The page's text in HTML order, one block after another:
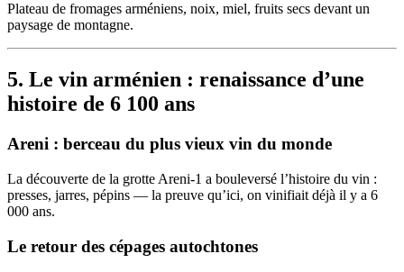
Plateau de fromages arméniens, noix, miel, fruits secs devant un
paysage de montagne.
5. Le vin arménien : renaissance d’une
histoire de 6 100 ans
Areni : berceau du plus vieux vin du monde
La découverte de la grotte Areni-1 a bouleversé l’histoire du vin :
presses, jarres, pépins — la preuve qu’ici, on vinifiait déjà il y a 6
000 ans.
Le retour des cépages autochtones